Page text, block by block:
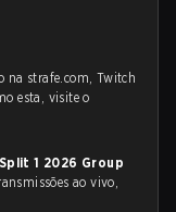
na strafe.com, Twitch
esta, visite o
1 2026 Group
ao vivo,